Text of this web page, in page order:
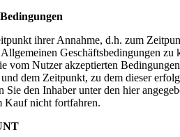
ihrer Annahme, d.h. zum
Geschäftsbedingungen
vom Nutzer akzeptierten
dem Zeitpunkt, zu dem dieser
Sie den Inhaber unter den hier
Kauf nicht fortfahren.